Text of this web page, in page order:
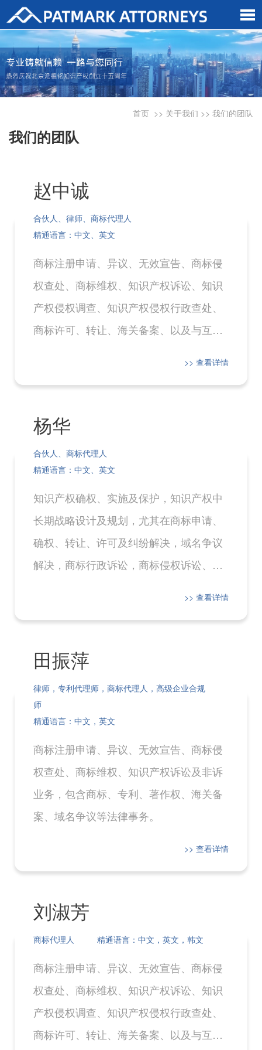
首页 >> 关于我们 >> 我们的团队
我们的团队
赵中诚
合伙人、律师、商标代理人
精通语言：中文、英文
商标注册申请、异议、无效宣告、商标侵
权查处、商标维权、知识产权诉讼、知识
产权侵权调查、知识产权侵权行政查处、
商标许可、转让、海关备案、以及与互联
>> 查看详情
杨华
合伙人、商标代理人
精通语言：中文、英文
知识产权确权、实施及保护，知识产权中
长期战略设计及规划，尤其在商标申请、
确权、转让、许可及纠纷解决，域名争议
解决，商标行政诉讼，商标侵权诉讼、不
>> 查看详情
田振萍
律师，专利代理师，商标代理人，高级企业合规
师
精通语言：中文，英文
商标注册申请、异议、无效宣告、商标侵
权查处、商标维权、知识产权诉讼及非诉
业务，包含商标、专利、著作权、海关备
案、域名争议等法律事务。
>> 查看详情
刘淑芳
商标代理人 精通语言：中文，英文，韩文
商标注册申请、异议、无效宣告、商标侵
权查处、商标维权、知识产权诉讼、知识
产权侵权调查、知识产权侵权行政查处、
商标许可、转让、海关备案、以及与互联